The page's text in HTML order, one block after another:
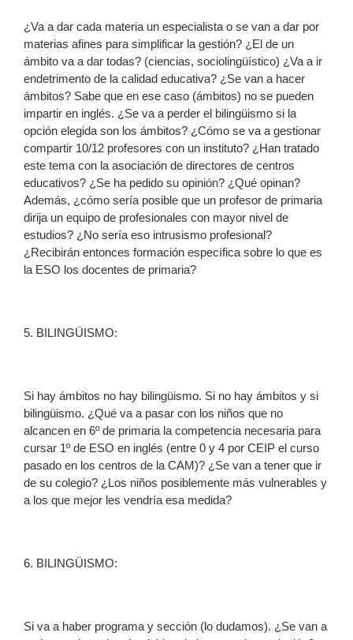
¿Va a dar cada materia un especialista o se van a dar por
materias afines para simplificar la gestión? ¿El de un
ámbito va a dar todas? (ciencias, sociolingüístico) ¿Va a ir
endetrimento de la calidad educativa? ¿Se van a hacer
ámbitos? Sabe que en ese caso (ámbitos) no se pueden
impartir en inglés. ¿Se va a perder el bilingüismo si la
opción elegida son los ámbitos? ¿Cómo se va a gestionar
compartir 10/12 profesores con un instituto? ¿Han tratado
este tema con la asociación de directores de centros
educativos? ¿Se ha pedido su opinión? ¿Qué opinan?
Además, ¿cómo sería posible que un profesor de primaria
dirija un equipo de profesionales con mayor nivel de
estudios? ¿No sería eso intrusismo profesional?
¿Recibirán entonces formación específica sobre lo que es
la ESO los docentes de primaria?
5. BILINGÜISMO:
Si hay ámbitos no hay bilingüismo. Si no hay ámbitos y si
bilingüismo. ¿Qué va a pasar con los niños que no
alcancen en 6º de primaria la competencia necesaria para
cursar 1º de ESO en inglés (entre 0 y 4 por CEIP el curso
pasado en los centros de la CAM)? ¿Se van a tener que ir
de su colegio? ¿Los niños posiblemente más vulnerables y
a los que mejor les vendría esa medida?
6. BILINGÜISMO:
Si va a haber programa y sección (lo dudamos). ¿Se van a